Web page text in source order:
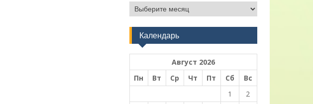
Архивы
Календарь
Август 2026
Пн
Вт Ср Чт Пт Сб
Вс
1
2